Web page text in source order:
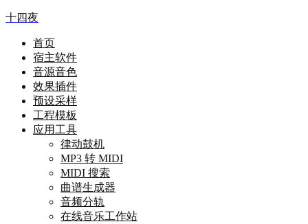
十四夜
首页
宿主软件
音源音色
效果插件
预设采样
工程模板
应用工具
律动鼓机
MP3 转 MIDI
MIDI 搜索
曲谱生成器
音频分轨
在线音乐工作站